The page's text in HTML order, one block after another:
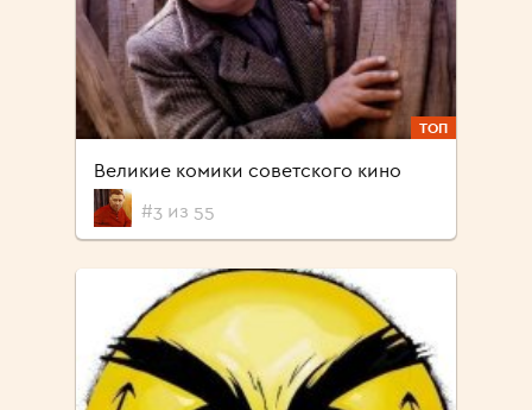
ТОП
Великие комики советского кино
#3 из 55